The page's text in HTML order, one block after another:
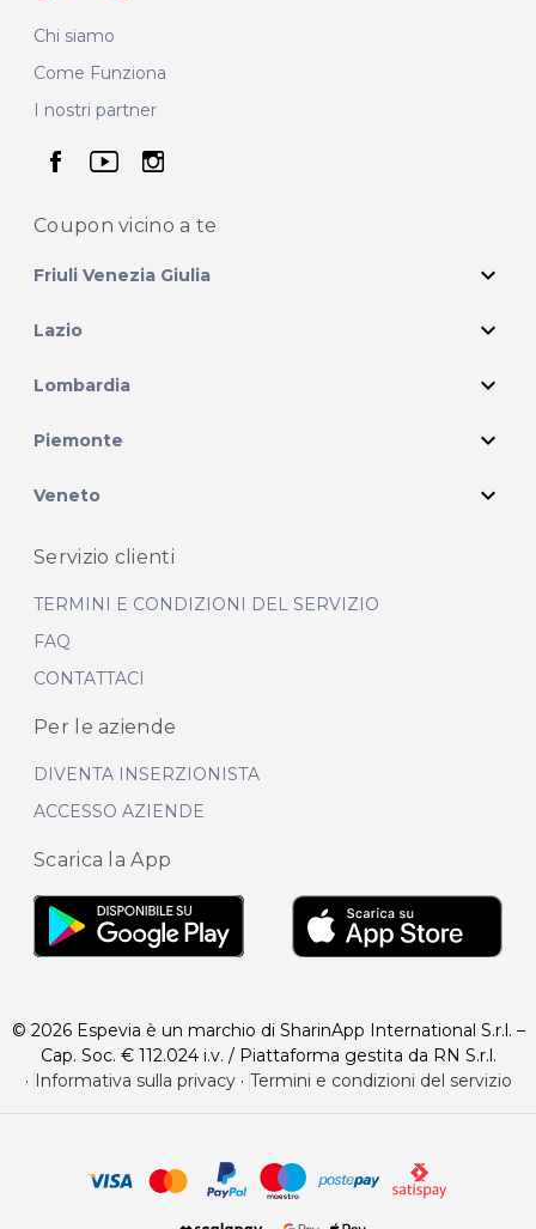
Chi siamo
Come Funziona
I nostri partner
seguici su facebook
seguici su youtube
seguici su instagram
Coupon vicino a te
Friuli Venezia Giulia expand_more
Lazio expand_more
Lombardia expand_more
Piemonte expand_more
Veneto expand_more
Servizio clienti
TERMINI E CONDIZIONI DEL SERVIZIO
FAQ
CONTATTACI
Per le aziende
DIVENTA INSERZIONISTA
ACCESSO AZIENDE
Scarica la App
© 2026 Espevia è un marchio di SharinApp International S.r.l. –
Cap. Soc. € 112.024 i.v. / Piattaforma gestita da RN S.r.l.
·
Informativa sulla privacy· Termini e condizioni del servizio